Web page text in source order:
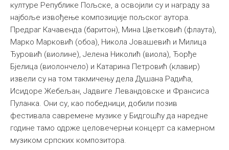
културе Републике Пољске, а освојили су и награду за
најбоље извођење композиције пољског аутора.
Предраг Качавенда (баритон), Мина Цветковић (флаута),
Марко Марковић (обоа), Никола Јовашевић и Милица
Ђуровић (виолине), Јелена Николић (виола), Ђорђе
Бјелица (виолончело) и Катарина Петровић (клавир)
извели су на том такмичењу дела Душана Радића,
Исидоре Жебељан, Јадвиге Левандовске и Франсиса
Пуланка. Они су, као победници, добили позив
фестивала савремене музике у Бидгошћу да наредне
године тамо одрже целовечерњи концерт са камерном
музиком српских композитора.